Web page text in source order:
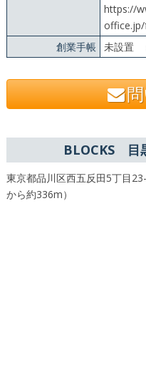
https://
創業手帳 未設置
BLOCKS 目
東京都品川区西五反田5丁目
から約336m）